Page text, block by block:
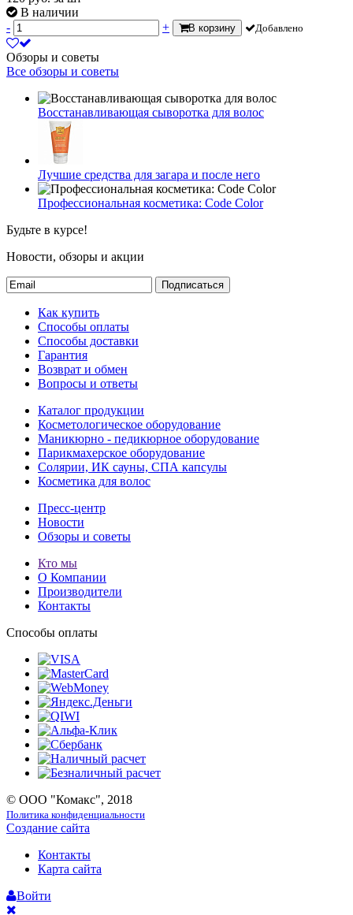
В наличии
-
+ В корзину Добавлено
Обзоры и советы
Все обзоры и советы
Восстанавливающая сыворотка для волос
Лучшие средства для загара и после него
Профессиональная косметика: Code Color
Будьте в курсе!
Новости, обзоры и акции
Подписаться
Как купить
Способы оплаты
Способы доставки
Гарантия
Возврат и обмен
Вопросы и ответы
Каталог продукции
Косметологическое оборудование
Маникюрно - педикюрное оборудование
Парикмахерское оборудование
Солярии, ИК сауны, СПА капсулы
Косметика для волос
Пресс-центр
Новости
Обзоры и советы
Кто мы
О Компании
Производители
Контакты
Способы оплаты
© ООО "Комакс", 2018
Политика конфиденциальности
Создание сайта
Контакты
Карта сайта
Войти